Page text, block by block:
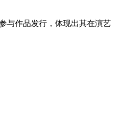
与作品发行，体现出其在演艺